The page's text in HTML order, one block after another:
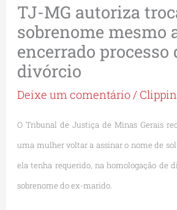
TJ-MG autoriza
sobrenome mesmo
encerrado processo
divórcio
Deixe um comentário/
O Tribunal de Justiça de Minas Gerais
uma mulher voltar a assinar o nome de
ela tenha requerido, na homologação de
sobrenome do ex-marido.